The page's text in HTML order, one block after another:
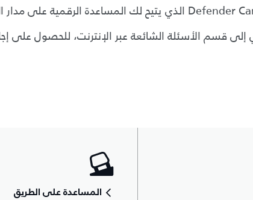
قسم الأسئلة الشائعة عبر الإنترنت، للحصول على
المساعدة على الطريق